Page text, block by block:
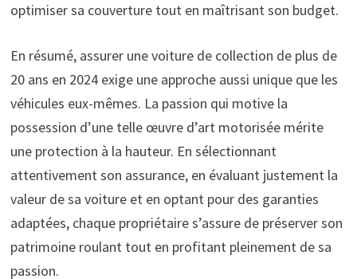
optimiser sa couverture tout en maîtrisant son budget.
En résumé, assurer une voiture de collection de plus de
20 ans en 2024 exige une approche aussi unique que les
véhicules eux-mêmes. La passion qui motive la
possession d’une telle œuvre d’art motorisée mérite
une protection à la hauteur. En sélectionnant
attentivement son assurance, en évaluant justement la
valeur de sa voiture et en optant pour des garanties
adaptées, chaque propriétaire s’assure de préserver son
patrimoine roulant tout en profitant pleinement de sa
passion.